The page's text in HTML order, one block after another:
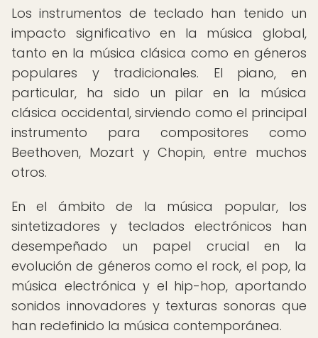
Los instrumentos de teclado han tenido un
impacto significativo en la música global,
tanto en la música clásica como en géneros
populares y tradicionales. El piano, en
particular, ha sido un pilar en la música
clásica occidental, sirviendo como el principal
instrumento para compositores como
Beethoven, Mozart y Chopin, entre muchos
otros.
En el ámbito de la música popular, los
sintetizadores y teclados electrónicos han
desempeñado un papel crucial en la
evolución de géneros como el rock, el pop, la
música electrónica y el hip-hop, aportando
sonidos innovadores y texturas sonoras que
han redefinido la música contemporánea.